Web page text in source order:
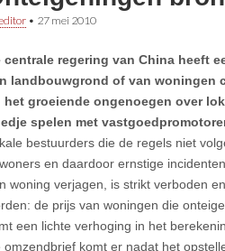
• 27 mei 2010
centrale regering van China heeft
landbouwgrond of van woningen
het groeiende ongenoegen over
spelen met
bestuurders die de regels niet
en daardoor ernstige
woning verjagen, is strikt verboden
de prijs van woningen die
een lichte verhoging in het
omzendbrief komt er nadat het